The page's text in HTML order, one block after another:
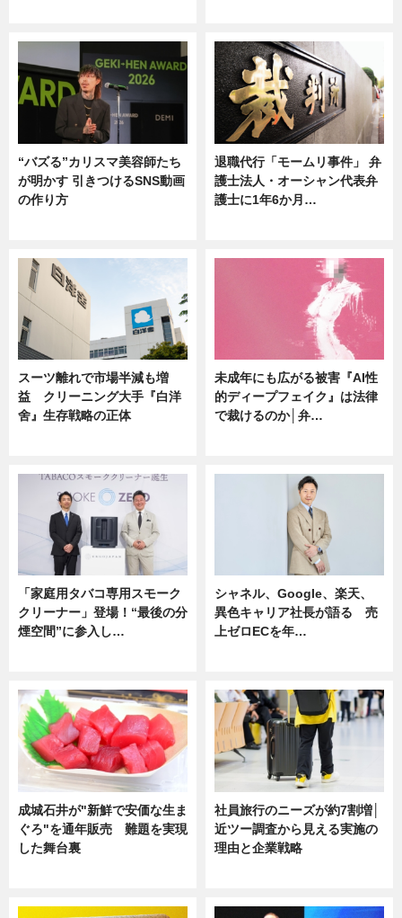
“バズる”カリスマ美容師たち
が明かす 引きつけるSNS動画
の作り方
退職代行「モームリ事件」 弁
護士法人・オーシャン代表弁
護士に1年6か月…
スーツ離れで市場半減も増
益 クリーニング大手『白洋
舍』生存戦略の正体
未成年にも広がる被害『AI性
的ディープフェイク』は法律
で裁けるのか│弁…
「家庭用タバコ専用スモーク
クリーナー」登場！“最後の分
煙空間”に参入し…
シャネル、Google、楽天、
異色キャリア社長が語る 売
上ゼロECを年…
成城石井が"新鮮で安価な生ま
ぐろ"を通年販売 難題を実現
した舞台裏
社員旅行のニーズが約7割増│
近ツー調査から見える実施の
理由と企業戦略